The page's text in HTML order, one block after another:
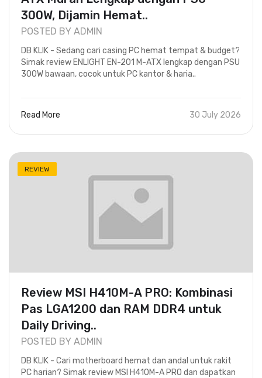
300W, Dijamin Hemat..
POSTED BY ADMIN
DB KLIK - Sedang cari casing PC hemat tempat & budget?
Simak review ENLIGHT EN-201 M-ATX lengkap dengan PSU
300W bawaan, cocok untuk PC kantor & haria..
Read More 30 July 2026
REVIEW
Review MSI H410M-A PRO: Kombinasi
Pas LGA1200 dan RAM DDR4 untuk
Daily Driving..
POSTED BY ADMIN
DB KLIK - Cari motherboard hemat dan andal untuk rakit
PC harian? Simak review MSI H410M-A PRO dan dapatkan